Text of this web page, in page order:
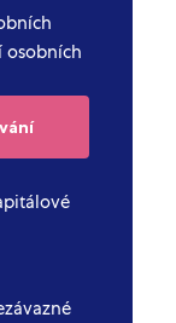
osobních